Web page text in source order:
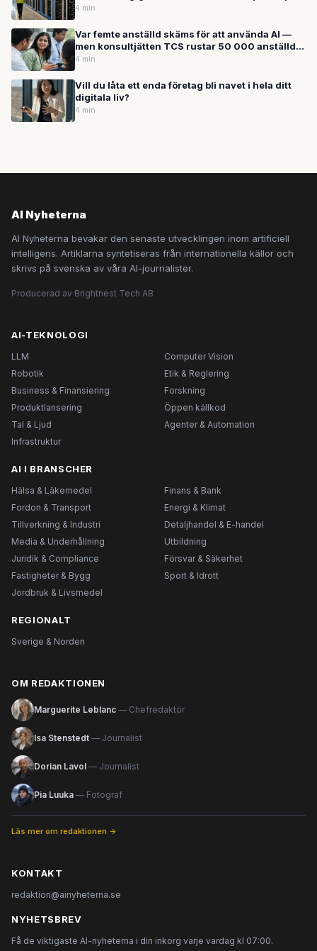
framtidens AI
4 min
Var femte anställd skäms för att använda AI —
men konsultjätten TCS rustar 50 000 anställda
med AI-verktyget Claude
4 min
Vill du låta ett enda företag bli navet i hela ditt
digitala liv?
4 min
AI Nyheterna
AI Nyheterna bevakar den senaste utvecklingen inom artificiell
intelligens. Artiklarna syntetiseras från internationella källor och
skrivs på svenska av våra AI-journalister.
Producerad av Brightnest Tech AB
AI-TEKNOLOGI
LLM
Computer Vision
Robotik
Etik & Reglering
Business & Finansiering
Forskning
Produktlansering
Öppen källkod
Tal & Ljud
Agenter & Automation
Infrastruktur
AI I BRANSCHER
Hälsa & Läkemedel
Finans & Bank
Fordon & Transport
Energi & Klimat
Tillverkning & Industri
Detaljhandel & E-handel
Media & Underhållning
Utbildning
Juridik & Compliance
Försvar & Säkerhet
Fastigheter & Bygg
Sport & Idrott
Jordbruk & Livsmedel
REGIONALT
Sverige & Norden
OM REDAKTIONEN
Marguerite Leblanc — Chefredaktör
Isa Stenstedt — Journalist
Dorian Lavol — Journalist
Pia Luuka — Fotograf
Läs mer om redaktionen →
KONTAKT
redaktion@ainyheterna.se
NYHETSBREV
Få de viktigaste AI-nyheterna i din inkorg varje vardag kl 07:00.